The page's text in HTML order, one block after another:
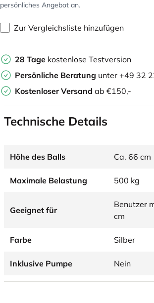
persönliches Angebot an.
Zur Vergleichsliste hinzufügen
28 Tage kostenlose Testversion
Persönliche Beratung unter +49 32
Kostenloser Versand ab €150,-
Technische Details
Höhe des Balls Ca. 66 cm
Maximale Belastung 500 kg
Geeignet für
Benutzer
cm
Farbe Silber
Inklusive Pumpe Nein